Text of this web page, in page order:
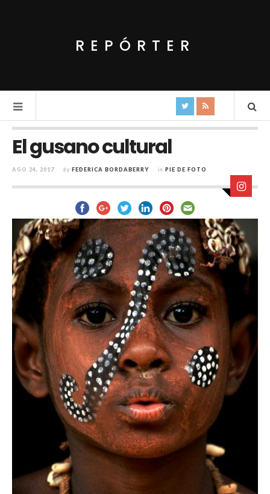
REPÓRTER
El gusano cultural
AGO 24, 2017 by FEDERICA BORDABERRY in PIE DE FOTO